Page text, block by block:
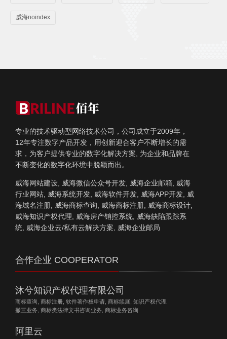
威海noindex
专业的技术驱动型网络技术公司，公司成立于2009年，
12年专注数字产品开发，用创新迎合客户不断增长的需
求，为客户提供专业的数字化解决方案, 为企业和品牌在
不断变化的数字化环境中脱颖而出。
威海网站建设, 威海微信公众号开发, 威海企业邮箱, 威海
行业网站, 威海系统开发, 威海软件开发, 威海APP开发, 威
海域名注册, 威海商标查询, 威海商标注册, 威海商标设计,
威海知识产权代理, 威海房产销控系统, 威海缺陷跟踪系
统, 威海企业云/私有云解决方案, 威海企业邮局
合作企业 COOPERATOR
沐兮知识产权代理有限公司
商标查询, 商标注册, 软件著作权申请, 商标续展, 知识产权代理
撤三业务, 商标类法律文书咨询业务, 商标业务咨询
阿里云